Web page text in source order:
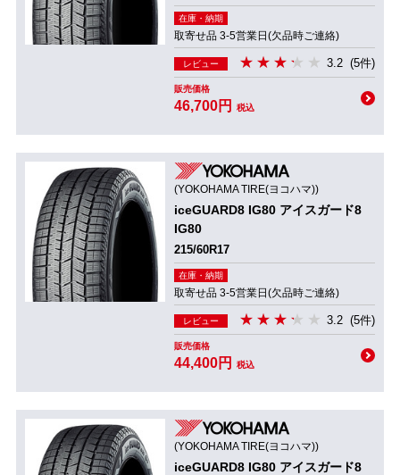
在庫・納期
取寄せ品 3-5営業日(欠品時ご連絡)
レビュー 3.2 (5件)
販売価格
46,700円 税込
(YOKOHAMA TIRE(ヨコハマ))
iceGUARD8 IG80 アイスガード8
IG80
215/60R17
在庫・納期
取寄せ品 3-5営業日(欠品時ご連絡)
レビュー 3.2 (5件)
販売価格
44,400円 税込
(YOKOHAMA TIRE(ヨコハマ))
iceGUARD8 IG80 アイスガード8